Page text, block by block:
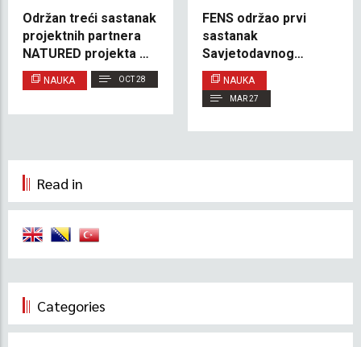
Održan treći sastanak
projektnih partnera
NATURED projekta u
Splitu/Kaštelima
NAUKA OCT 28
FENS održao prvi
sastanak
Savjetodavnog
odbora
NAUKA
MAR 27
Read in
Categories